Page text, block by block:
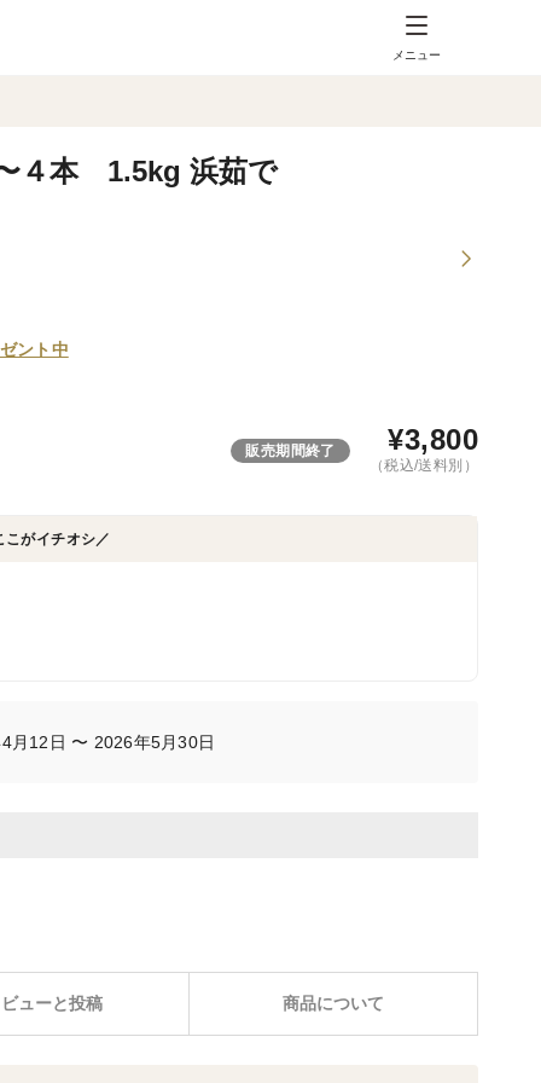
メニュー
４本 1.5kg 浜茹で
ント中
販売期間終了 ¥3,800
（税込/送料別）
こがイチオシ／
月12日 〜 2026年5月30日
ューと投稿 商品について